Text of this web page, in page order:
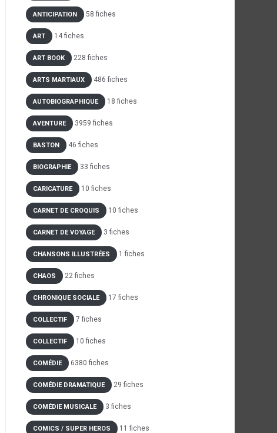
ANTICIPATION 58 fiches
ART 14 fiches
ART BOOK 228 fiches
ARTS MARTIAUX 486 fiches
AUTOBIOGRAPHIQUE 18 fiches
AVENTURE 3959 fiches
BASTON 46 fiches
BIOGRAPHIE 33 fiches
CARICATURE 10 fiches
CARNET DE CROQUIS 10 fiches
CARNET DE VOYAGE 3 fiches
CHANSONS ILLUSTRÉES 1 fiches
CHAOS 22 fiches
CHRONIQUE SOCIALE 17 fiches
COLLECTIF 7 fiches
COLLECTIF 10 fiches
COMÉDIE 6380 fiches
COMÉDIE DRAMATIQUE 29 fiches
COMÉDIE MUSICALE 3 fiches
COMICS / SUPER HEROS 11 fiches